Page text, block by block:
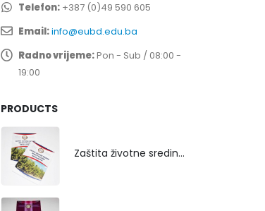
Telefon: +387 (0)49 590 605
Email:info@eubd.edu.ba
Radno vrijeme:Pon - Sub / 08:00 -
19:00
PRODUCTS
Zaštita životne sredine rekultivacijom odlagališta